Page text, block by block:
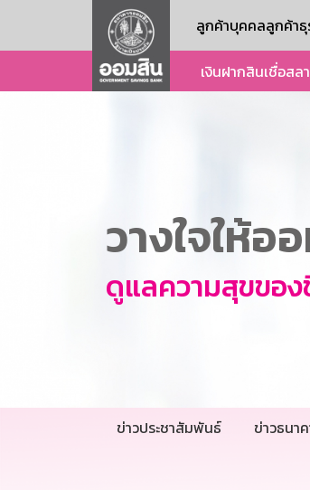
ลูกค้าบุคคลลูกค้า
เงินฝากสินเชื่อสล
วางใจให้อ
ดูแลความสุขขอ
ข่าวประชาสัมพันธ์ ข่าวธนา